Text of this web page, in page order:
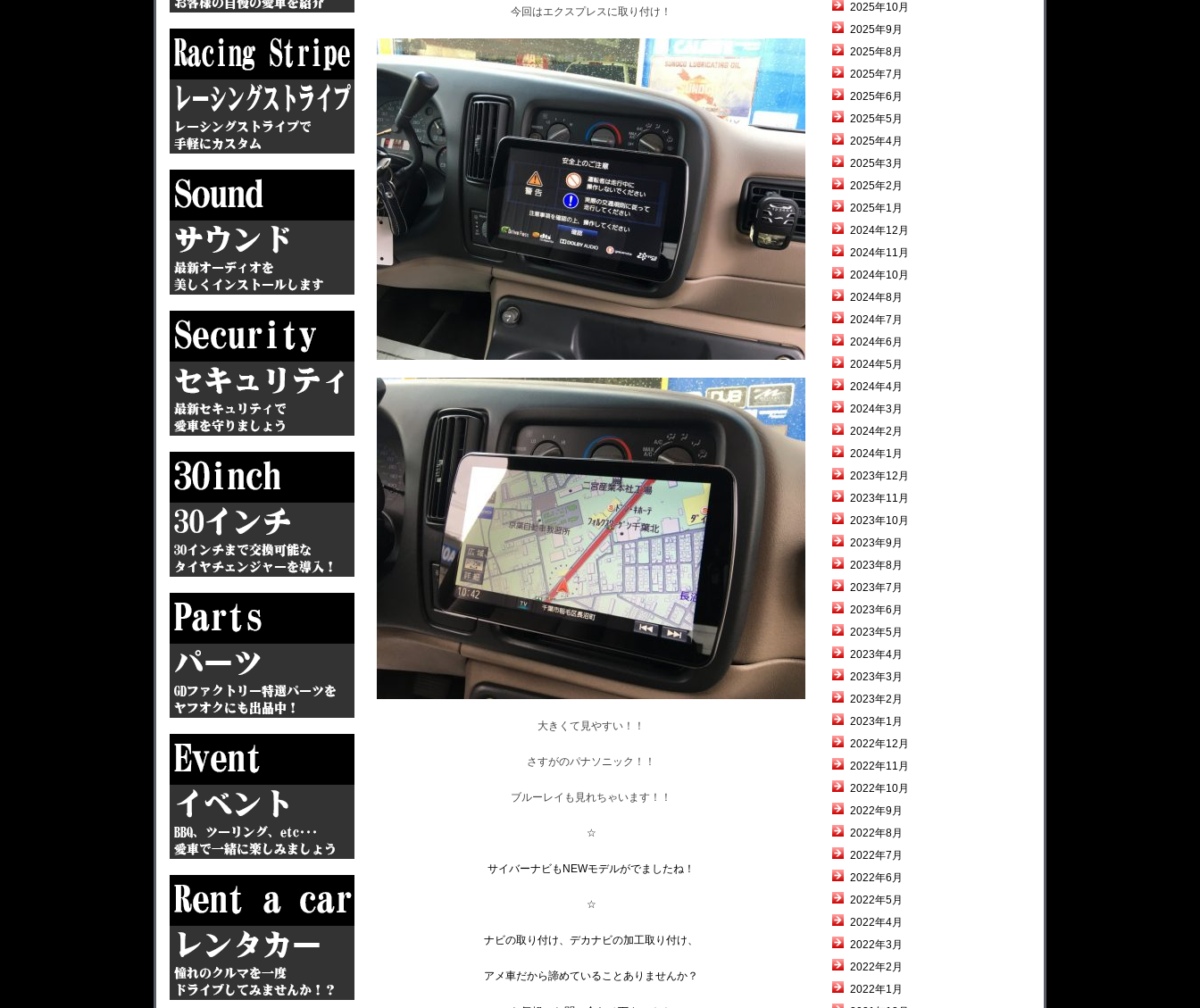
今回はエクスプレスに取り付け！
大きくて見やすい！！
さすがのパナソニック！！
ブルーレイも見れちゃいます！！
☆
サイバーナビもNEWモデルがでましたね！
☆
ナビの取り付け、デカナビの加工取り付け、
アメ車だから諦めていることありませんか？
2025年10月
2025年9月
2025年8月
2025年7月
2025年6月
2025年5月
2025年4月
2025年3月
2025年2月
2025年1月
2024年12月
2024年11月
2024年10月
2024年8月
2024年7月
2024年6月
2024年5月
2024年4月
2024年3月
2024年2月
2024年1月
2023年12月
2023年11月
2023年10月
2023年9月
2023年8月
2023年7月
2023年6月
2023年5月
2023年4月
2023年3月
2023年2月
2023年1月
2022年12月
2022年11月
2022年10月
2022年9月
2022年8月
2022年7月
2022年6月
2022年5月
2022年4月
2022年3月
2022年2月
2022年1月